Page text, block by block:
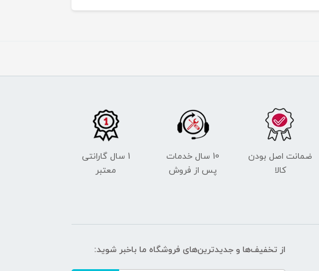
ضمانت اصل بودن
کالا
10 سال خدمات
پس از فروش
1 سال گارانتی
معتبر
از تخفیف‌ها و جدیدترین‌های فروشگاه ما باخبر شوید: